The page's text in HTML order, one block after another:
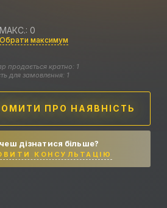
МАКС.: 0
Обрати максимум
продається кратно: 1
для замовлення: 1
ПРО НАЯВНІСТЬ
дізнатися більше?
КОНСУЛЬТАЦІЮ